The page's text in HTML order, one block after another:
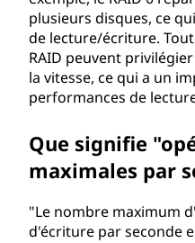
plusieurs disques, ce
de lecture/écriture.
RAID peuvent
la vitesse, ce qui a un
performances de
Que signifie
maximales par
"Le nombre maximum
d'écriture par seconde